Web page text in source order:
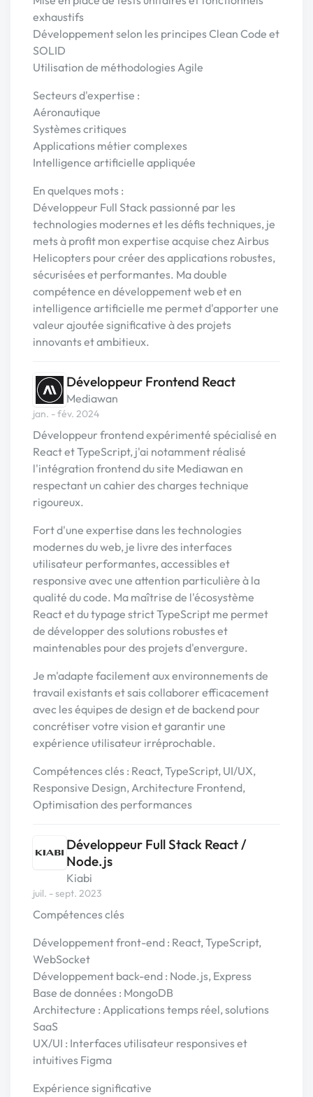
exhaustifs
Développement selon les principes Clean Code et
SOLID
Utilisation de méthodologies Agile
Secteurs d'expertise :
Aéronautique
Systèmes critiques
Applications métier complexes
Intelligence artificielle appliquée
En quelques mots :
Développeur Full Stack passionné par les
technologies modernes et les défis techniques, je
mets à profit mon expertise acquise chez Airbus
Helicopters pour créer des applications robustes,
sécurisées et performantes. Ma double
compétence en développement web et en
intelligence artificielle me permet d'apporter une
valeur ajoutée significative à des projets
innovants et ambitieux.
Développeur Frontend React
Mediawan
jan. - fév. 2024
Développeur frontend expérimenté spécialisé en
React et TypeScript, j'ai notamment réalisé
l'intégration frontend du site Mediawan en
respectant un cahier des charges technique
rigoureux.
Fort d'une expertise dans les technologies
modernes du web, je livre des interfaces
utilisateur performantes, accessibles et
responsive avec une attention particulière à la
qualité du code. Ma maîtrise de l'écosystème
React et du typage strict TypeScript me permet
de développer des solutions robustes et
maintenables pour des projets d'envergure.
Je m'adapte facilement aux environnements de
travail existants et sais collaborer efficacement
avec les équipes de design et de backend pour
concrétiser votre vision et garantir une
expérience utilisateur irréprochable.
Compétences clés : React, TypeScript, UI/UX,
Responsive Design, Architecture Frontend,
Optimisation des performances
Développeur Full Stack React /
Node.js
Kiabi
juil. - sept. 2023
Compétences clés
Développement front-end : React, TypeScript,
WebSocket
Développement back-end : Node.js, Express
Base de données : MongoDB
Architecture : Applications temps réel, solutions
SaaS
UX/UI : Interfaces utilisateur responsives et
intuitives Figma
Expérience significative